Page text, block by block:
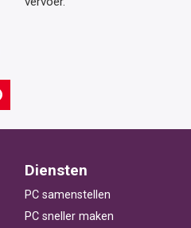
Diensten
PC samenstellen
PC sneller maken